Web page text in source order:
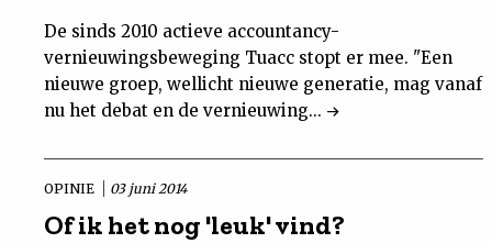
De sinds 2010 actieve accountancy-
vernieuwingsbeweging Tuacc stopt er mee. "Een
nieuwe groep, wellicht nieuwe generatie, mag vanaf
nu het debat en de vernieuwing...
OPINIE 03 juni 2014
Of ik het nog 'leuk' vind?